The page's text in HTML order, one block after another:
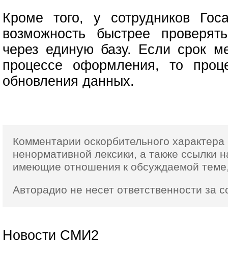
Кроме того, у сотрудников
возможность быстрее
через единую базу. Если срок
процессе оформления, то
обновления данных.
Комментарии оскорбительного
ненормативной лексики, а также ссылки
имеющие отношения к обсуждаемой
Авторадио не несет ответственности за
Новости СМИ2